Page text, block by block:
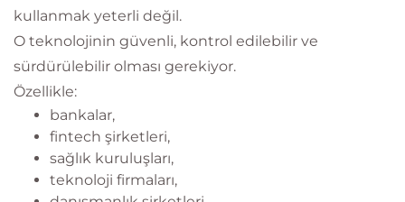
kullanmak yeterli değil.
O teknolojinin güvenli, kontrol edilebilir ve
sürdürülebilir olması gerekiyor.
Özellikle:
bankalar,
fintech şirketleri,
sağlık kuruluşları,
teknoloji firmaları,